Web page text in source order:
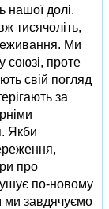
нашої долі.
тисячоліть,
Ми
союзі, проте
свій погляд
за
Якби
про
по-новому
ми завдячуємо